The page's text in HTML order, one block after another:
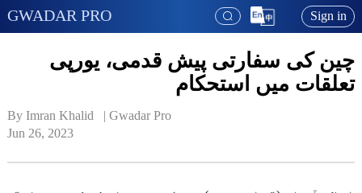
GWADAR PRO Sign in
چین کی سفارتی پیش قدمی، یورپی
تعلقات میں استحکام
By Imran Khalid   | Gwadar Pro
Jun 26, 2023